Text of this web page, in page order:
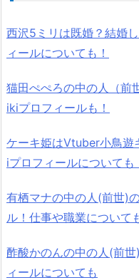
西沢5ミリは既婚？結婚
ィールについても！
猫田ぺぺろの中の人（前
ikiプロフィールも！
ケーキ姫はVtuber小鳥遊
iプロフィールについても
有栖マナの中の人(前世)
ル！仕事や職業について
酢酸かのんの中の人(前
ィールについても